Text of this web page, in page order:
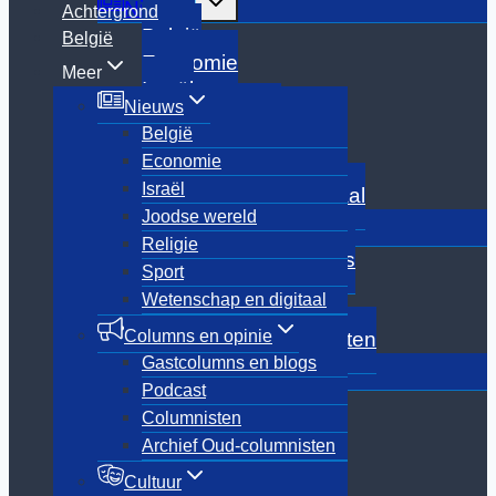
Achtergrond
België
Meer
Nieuws
België
Economie
Israël
Joodse wereld
Religie
Sport
Wetenschap en digitaal
Columns en opinie
Gastcolumns en blogs
Podcast
Columnisten
Archief Oud-columnisten
Cultuur
Nieuws
België
Economie
Israël
Joodse wereld
Religie
Sport
Wetenschap en digitaal
Columns en opinie submenu
Gastcolumns en blogs
Podcast
Columnisten
Archief Oud-columnisten
Cultuur
Toggle
submenu
Boeken
Culinair
Film
Media